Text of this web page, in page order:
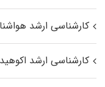
کارشناسی ارشد
کارشناسی ارشد